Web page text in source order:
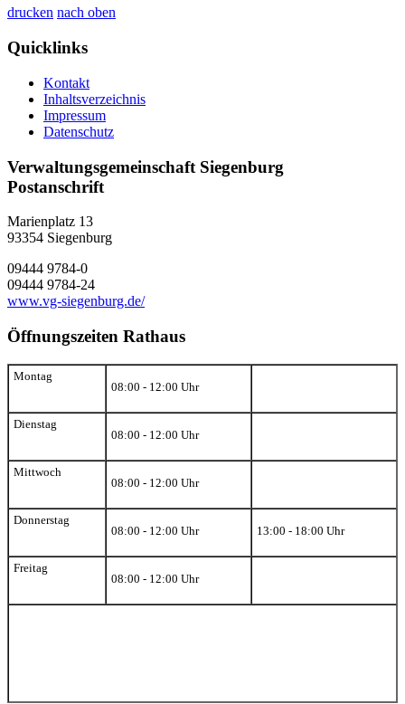
drucken nach oben
Quicklinks
Kontakt
Inhaltsverzeichnis
Impressum
Datenschutz
Verwaltungsgemeinschaft Siegenburg
Postanschrift
Marienplatz 13
93354 Siegenburg
09444 9784-0
09444 9784-24
www.vg-siegenburg.de/
Öffnungszeiten Rathaus
Montag
08:00 - 12:00 Uhr
Dienstag
08:00 - 12:00 Uhr
Mittwoch
08:00 - 12:00 Uhr
Donnerstag
08:00 - 12:00 Uhr
13:00 - 18:00 Uhr
Freitag
08:00 - 12:00 Uhr